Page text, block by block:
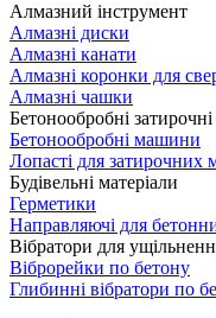
Алмазний інструмент
Алмазні диски
Алмазні канати
Алмазні коронки для
Алмазні чашки
Бетонообробні
Бетонообробні машини
Лопасті для затирочних
Будівельні матеріали
Герметики
Направляючі для
Вібратори для
Віброрейки по бетону
Глибинні вібратори по